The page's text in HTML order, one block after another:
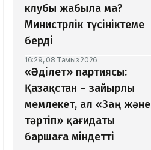
клубы жабыла ма?
Министрлік түсініктеме
берді
16:29, 08 Тамыз 2026
«Әділет» партиясы:
Қазақстан – зайырлы
мемлекет, ал «Заң және
тәртіп» қағидаты
баршаға міндетті